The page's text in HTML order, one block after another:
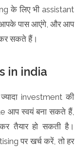
के लिए भी assistant
पास आएंगे, और आप
सकते हैं।
in india
investment की
आप स्वयं बना सकते हैं,
तैयार हो सकती है।
पर खर्च करें, तो हर